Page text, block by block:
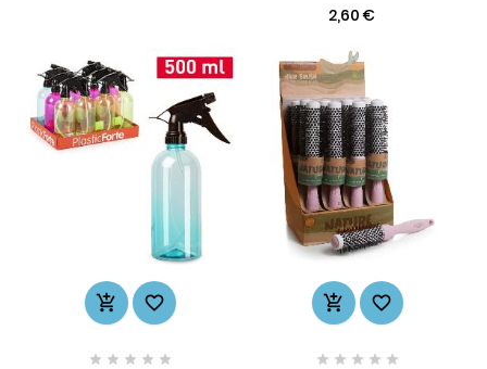
2,60 €
 
    
 
    